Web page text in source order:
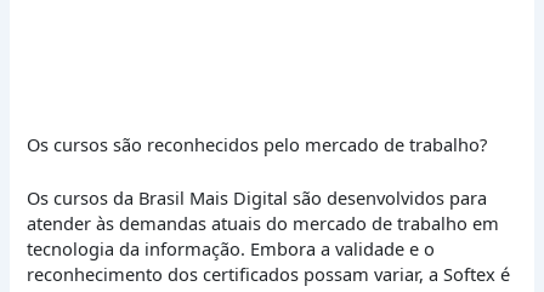
Os cursos são reconhecidos pelo mercado de trabalho?
Os cursos da Brasil Mais Digital são desenvolvidos para
atender às demandas atuais do mercado de trabalho em
tecnologia da informação. Embora a validade e o
reconhecimento dos certificados possam variar, a Softex é